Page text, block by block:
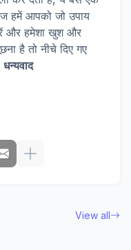
हमें आपको जो उपाय
और हमेशा खुश और
है तो नीचे दिए गए
धन्यवाद
View all